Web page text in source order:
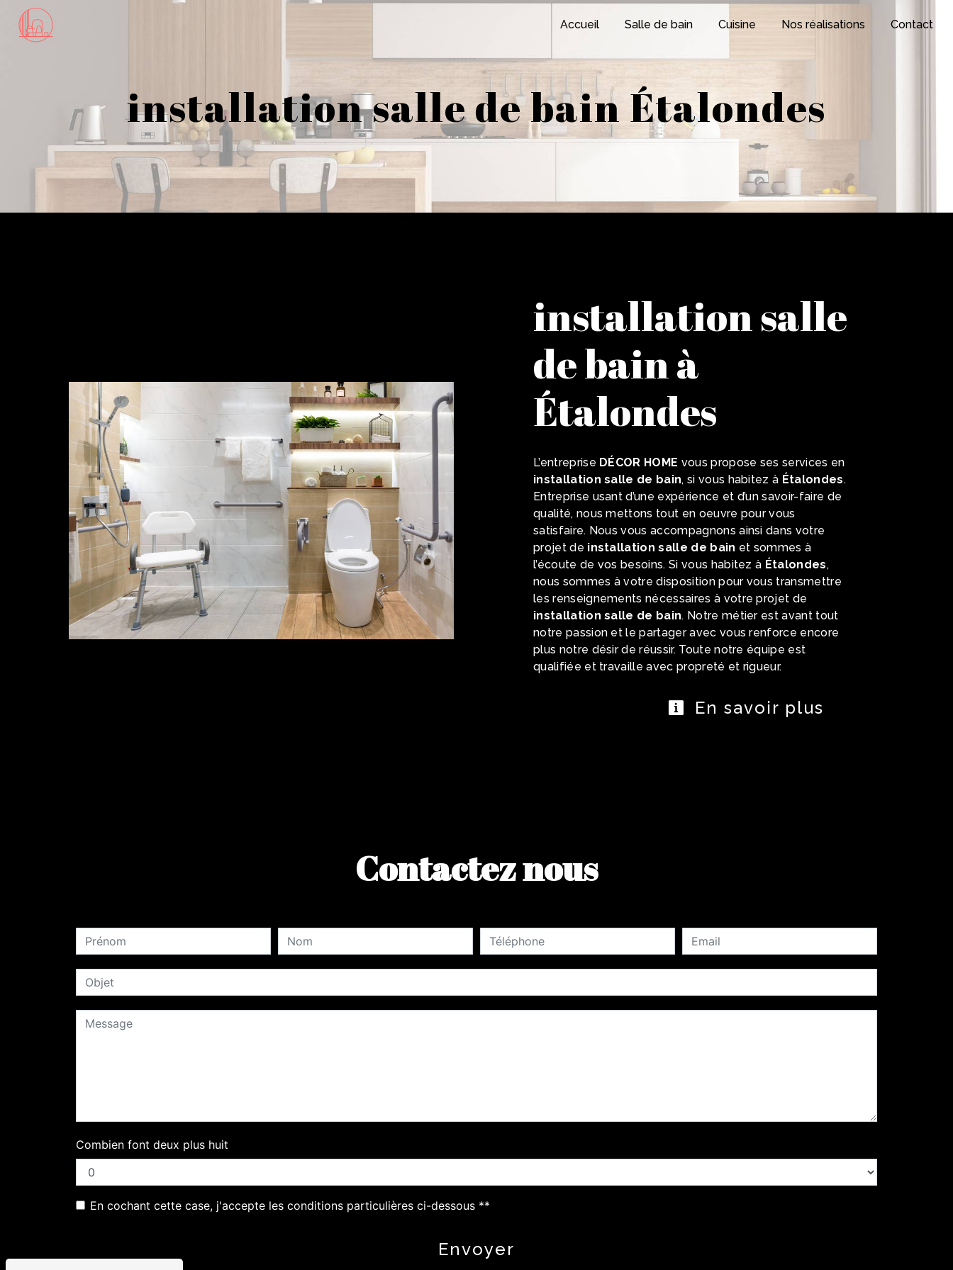
Accueil Salle de bain Cuisine Nos réalisations Contact
installation salle de bain Étalondes
installation salle
de bain à
Étalondes
L’entreprise DÉCOR HOME vous propose ses services en
installation salle de bain, si vous habitez à Étalondes.
Entreprise usant d’une expérience et d’un savoir-faire de
qualité, nous mettons tout en oeuvre pour vous
satisfaire. Nous vous accompagnons ainsi dans votre
projet de installation salle de bain et sommes à
l’écoute de vos besoins. Si vous habitez à Étalondes,
nous sommes à votre disposition pour vous transmettre
les renseignements nécessaires à votre projet de
installation salle de bain. Notre métier est avant tout
notre passion et le partager avec vous renforce encore
plus notre désir de réussir. Toute notre équipe est
qualifiée et travaille avec propreté et rigueur.
En savoir plus
Contactez nous
Combien font deux plus huit
En cochant cette case, j'accepte les conditions particulières ci-dessous **
Envoyer
Panneau de gestion des cookies